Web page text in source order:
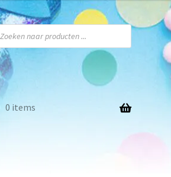
0 items